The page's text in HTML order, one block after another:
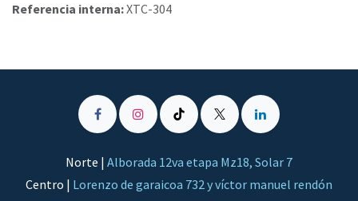
Referencia interna:XTC-304
Norte | Alborada 12va etapa Mz18, Solar 7
Centro | Lorenzo de garaicoa 732 y víctor manuel rendón